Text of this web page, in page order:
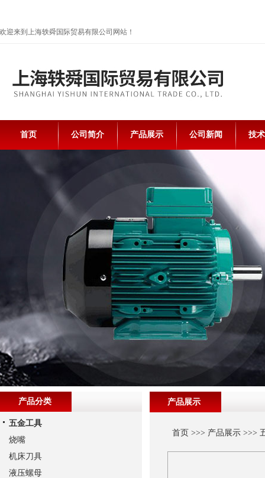
欢迎来到上海轶舜国际贸易有限公司网站！
首页 公司简介 产品展示 公司新闻 技
产品展示
首页 >>> 产品展示>>>
产品分类
五金工具
烧嘴
机床刀具
液压螺母